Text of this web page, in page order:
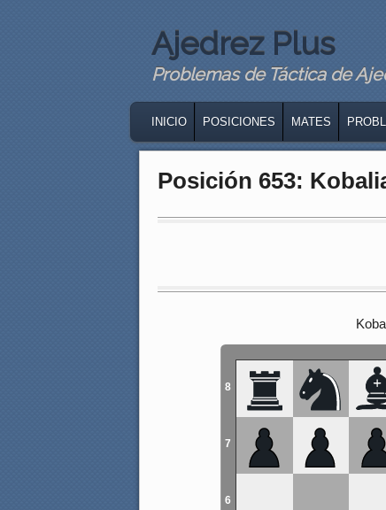
Ajedrez Plus
Problemas de Táctica de
SKIP TO PRIMARY CONTENT
SKIP TO SECONDARY CONTENT
INICIO POSICIONES MATES
Posición 653:
8
7
6